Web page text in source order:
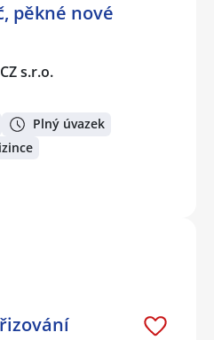
pěkné nové
s.r.o.
Plný úvazek